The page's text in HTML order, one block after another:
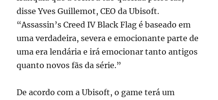
disse Yves Guillemot, CEO da Ubisoft.
“Assassin’s Creed IV Black Flag é baseado em
uma verdadeira, severa e emocionante parte de
uma era lendária e irá emocionar tanto antigos
quanto novos fãs da série.”
De acordo com a Ubisoft, o game terá um